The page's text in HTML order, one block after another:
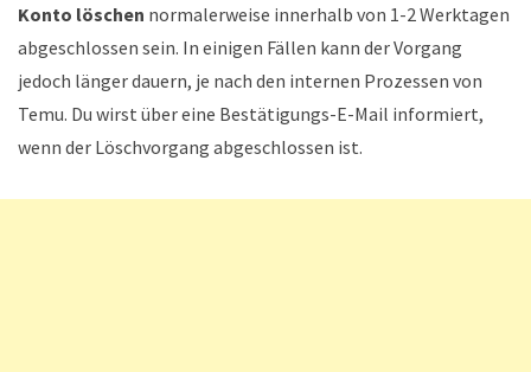
Konto löschen normalerweise innerhalb von 1-2 Werktagen
abgeschlossen sein. In einigen Fällen kann der Vorgang
jedoch länger dauern, je nach den internen Prozessen von
Temu. Du wirst über eine Bestätigungs-E-Mail informiert,
wenn der Löschvorgang abgeschlossen ist.